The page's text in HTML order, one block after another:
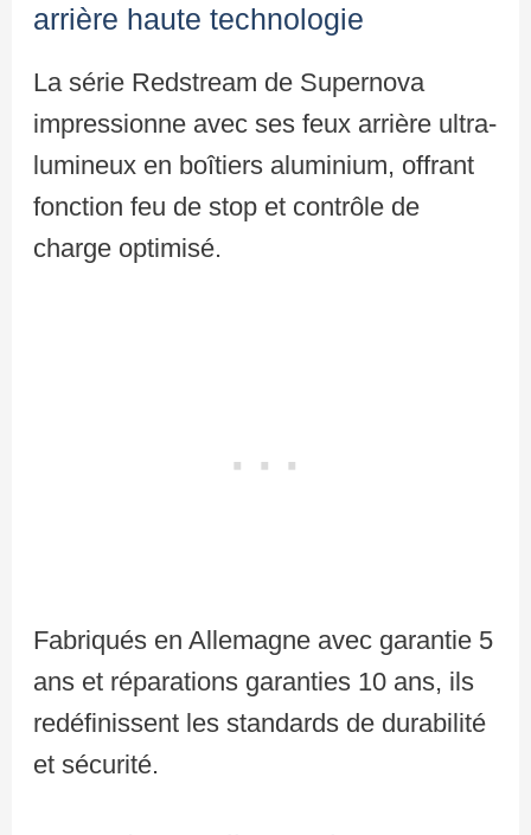
arrière haute technologie
La série Redstream de Supernova
impressionne avec ses feux arrière ultra-
lumineux en boîtiers aluminium, offrant
fonction feu de stop et contrôle de
charge optimisé.
Fabriqués en Allemagne avec garantie 5
ans et réparations garanties 10 ans, ils
redéfinissent les standards de durabilité
et sécurité.